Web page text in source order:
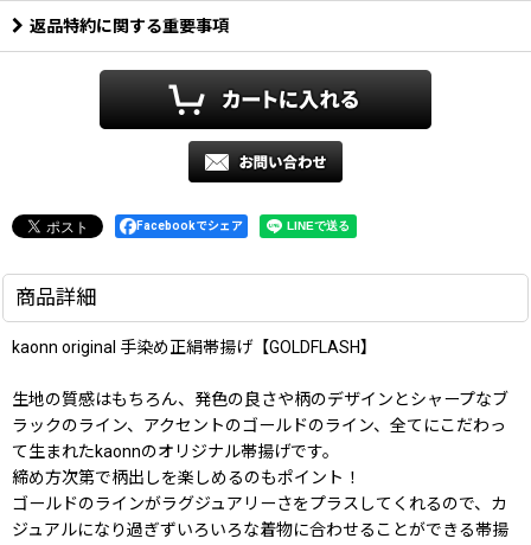
返品特約に関する重要事項
Facebookでシェア
商品詳細
kaonn original 手染め正絹帯揚げ【GOLDFLASH】
生地の質感はもちろん、発色の良さや柄のデザインとシャープなブ
ラックのライン、アクセントのゴールドのライン、全てにこだわっ
て生まれたkaonnのオリジナル帯揚げです。
締め方次第で柄出しを楽しめるのもポイント！
ゴールドのラインがラグジュアリーさをプラスしてくれるので、カ
ジュアルになり過ぎずいろいろな着物に合わせることができる帯揚